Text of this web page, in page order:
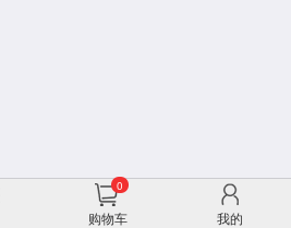
0
购物车 我的